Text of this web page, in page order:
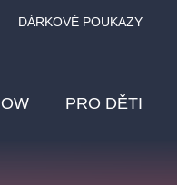
DÁRKOVÉ POUKAZY
PRO DĚTI